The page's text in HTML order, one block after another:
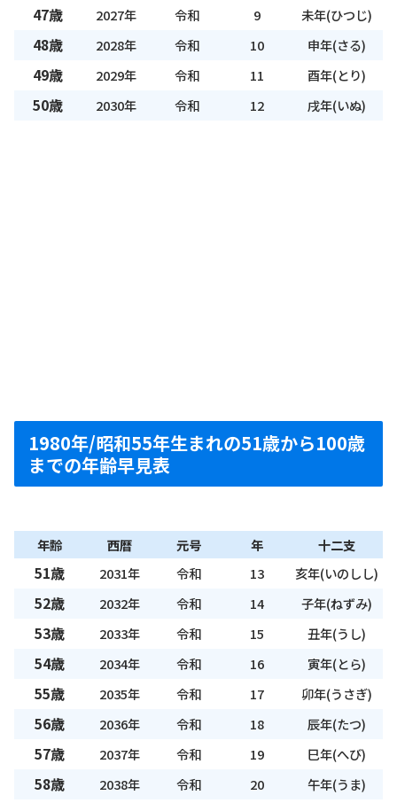
47歳 2027年 令和 9 未年(ひつじ)
48歳 2028年 令和 10 申年(さる)
49歳 2029年 令和 11 酉年(とり)
50歳 2030年 令和 12 戌年(いぬ)
1980年/昭和55年生まれの51歳から100歳
までの年齢早見表
年齢 西暦 元号 年 十二支
51歳 2031年 令和 13 亥年(いのしし)
52歳 2032年 令和 14 子年(ねずみ)
53歳 2033年 令和 15 丑年(うし)
54歳 2034年 令和 16 寅年(とら)
55歳 2035年 令和 17 卯年(うさぎ)
56歳 2036年 令和 18 辰年(たつ)
57歳 2037年 令和 19 巳年(へび)
58歳 2038年 令和 20 午年(うま)